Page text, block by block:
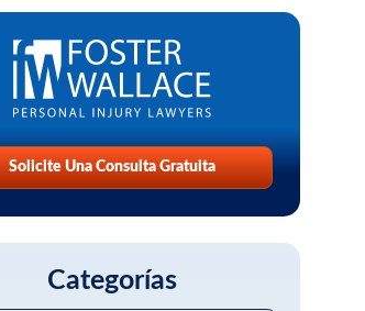
Solicite Una Consulta Gratuita
Categorías